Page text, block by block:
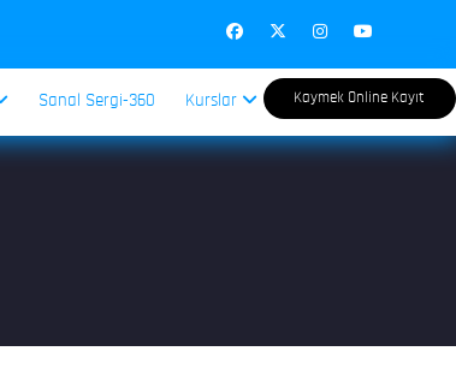
Sanal Sergi-360 Kurslar Kaymek Online Kayıt